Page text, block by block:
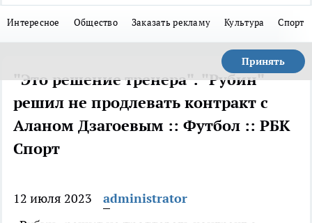
Интересное Общество Заказать рекламу Культура Спорт
Принять
"Это решение тренера". "Рубин"
решил не продлевать контракт с
Аланом Дзагоевым :: Футбол :: РБК
Спорт
12 июля 2023
administrator